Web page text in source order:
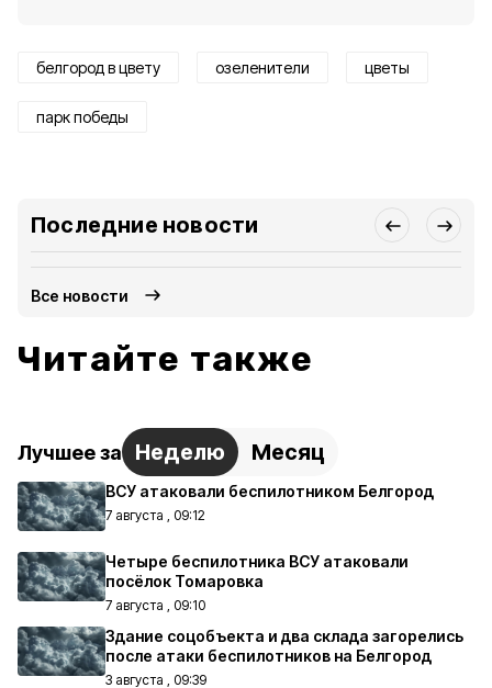
белгород в цвету озеленители цветы
парк победы
Последние новости
Все новости
Читайте также
Лучшее за Неделю Месяц
ВСУ атаковали беспилотником Белгород
7 августа , 09:12
Четыре беспилотника ВСУ атаковали
посёлок Томаровка
7 августа , 09:10
Здание соцобъекта и два склада загорелись
после атаки беспилотников на Белгород
3 августа , 09:39